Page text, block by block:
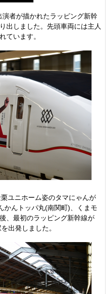
者が描かれたラッピング新幹
出しました。先頭車両には主人
ています。
ユニホーム姿のタマにゃんが
かんトッパ丸(南関町)、くまモ
、最初のラッピング新幹線が
出発しました。